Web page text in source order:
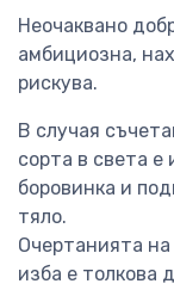
Неочаквано
амбициозна,
рискува.
В случая
сорта в света е
боровинка и
тяло.
Очертанията
изба е толкова